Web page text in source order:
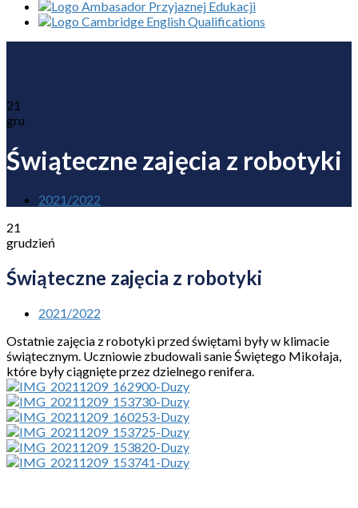
21
gru
Świąteczne zajęcia z robotyki
2021/2022
21
grudzień
Świąteczne zajęcia z robotyki
2021/2022
Ostatnie zajęcia z robotyki przed świętami były w klimacie
świątecznym. Uczniowie zbudowali sanie Świętego Mikołaja,
które były ciągnięte przez dzielnego renifera.